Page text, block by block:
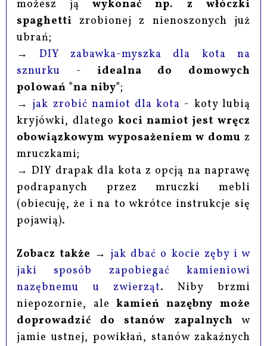
możesz jąwykonać np. z włóczki
spaghetti zrobionej z nienoszonych już
ubrań;
→DIY zabawka-myszka dla kota na
sznurku - idealna do domowych
polowań "na niby";
→ jak zrobić namiot dla kota - koty lubią
kryjówki, dlatego koci namiot jest wręcz
obowiązkowym wyposażeniem w domu z
mruczkami;
→ DIY drapak dla kota z opcją na naprawę
podrapanych przez mruczki mebli
(obiecuję, że i na to wkrótce instrukcje się
pojawią).
Zobacz także → jak dbać o kocie zęby i w
jaki sposób zapobiegać kamieniowi
nazębnemu u zwierząt. Niby brzmi
niepozornie, ale kamień nazębny może
doprowadzić do stanów zapalnych w
jamie ustnej, powikłań, stanów zakaźnych